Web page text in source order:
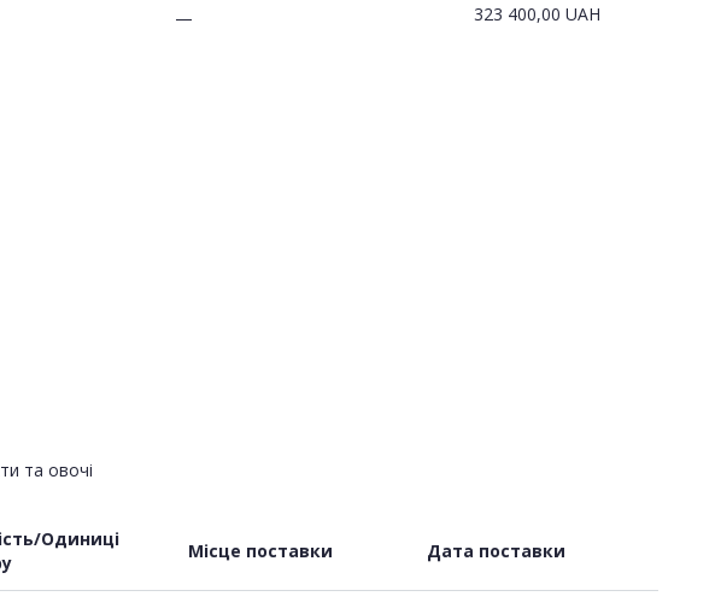
— 323 400,00 UAH
та овочі
Одиниці
Місце поставки Дата поставки